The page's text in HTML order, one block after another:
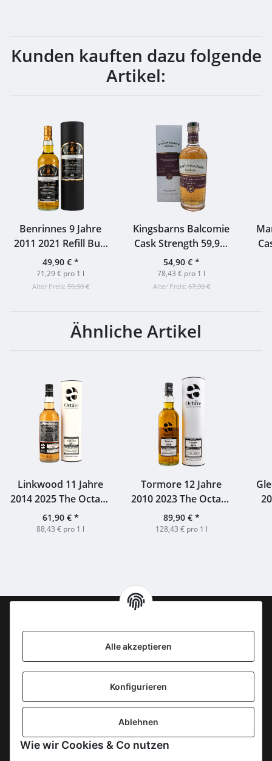
Alle akzeptieren
Konfigurieren
Ablehnen
Wie wir Cookies & Co nutzen
Kunden kauften dazu folgende
Artikel:
Benrinnes 9 Jahre
2011 2021 Refill Butt
Matured #307210
Signatory 46% 0,7l
49,90 € *
71,29 € pro 1 l
Alter Preis:59,90 €
Kingsbarns Balcomie
Cask Strength 59,9%
0,7l
54,90 € *
78,43 € pro 1 l
Alter Preis:67,90 €
Ähnliche Artikel
Linkwood 11 Jahre
2014 2025 The Octave
#7645563 Duncan
Taylor 46% 0,7l
61,90 € *
88,43 € pro 1 l
Tormore 12 Jahre
2010 2023 The Octave
#8237034 Kirsch
Duncan Taylor 54,7%
89,90 € *
128,43 € pro 1 l
SICHERE ZAHLUNGSWEISEN
Gesetzliche Informationen